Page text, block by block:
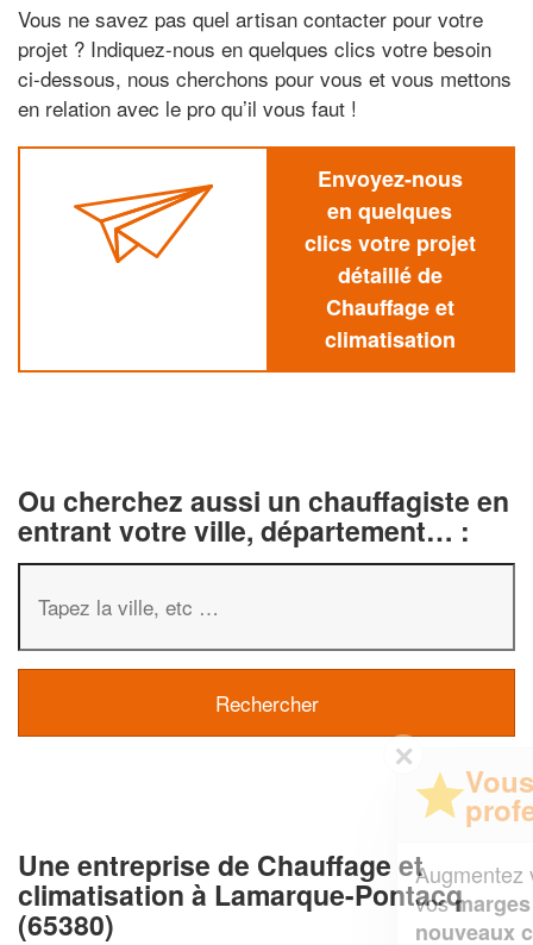
Vous ne savez pas quel artisan contacter pour votre
projet ? Indiquez-nous en quelques clics votre besoin
ci-dessous, nous cherchons pour vous et vous mettons
en relation avec le pro qu’il vous faut !
Envoyez-nous
en quelques
clics votre projet
détaillé de
Chauffage et
climatisation
Ou cherchez aussi un chauffagiste en
entrant votre ville, département… :
Une entreprise de Chauffage et
climatisation à Lamarque-Pontacq
(65380)
Augmentez votrechiffre d'affaireset
vos margestout en gagnant de